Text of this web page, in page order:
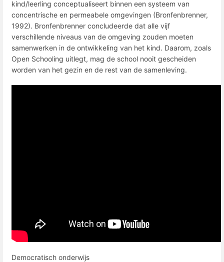
kind/leerling conceptualiseert binnen een systeem van
concentrische en permeabele omgevingen (Bronfenbrenner,
1992). Bronfenbrenner concludeerde dat alle vijf
verschillende niveaus van de omgeving zouden moeten
samenwerken in de ontwikkeling van het kind. Daarom, zoals
Open Schooling uitlegt, mag de school nooit gescheiden
worden van het gezin en de rest van de samenleving.
Democratisch onderwijs